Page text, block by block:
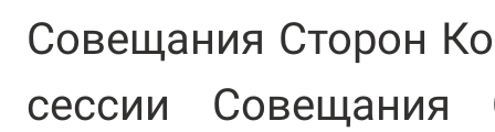
Совещания Сторон
сессии Совещания